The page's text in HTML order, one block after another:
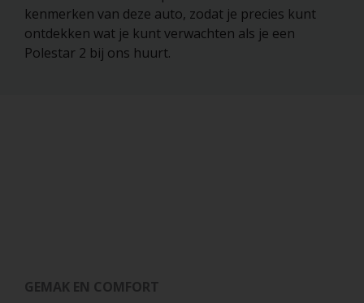
kenmerken van deze auto, zodat je precies kunt
ontdekken wat je kunt verwachten als je een
Polestar 2 bij ons huurt.
GEMAK EN COMFORT